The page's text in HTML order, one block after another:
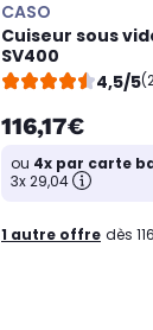
CASO
Cuiseur sous
SV400
4,5/5
116,17€
ou 4x par carte
3x 29,04
1 autre offre dès